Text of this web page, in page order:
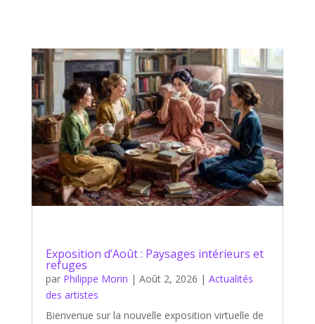
Exposition d’Août : Paysages intérieurs et
refuges
par Philippe Morin | Août 2, 2026 | Actualités
des artistes
Bienvenue sur la nouvelle exposition virtuelle de